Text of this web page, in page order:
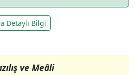
Detaylı Bilgi
ve Meâli